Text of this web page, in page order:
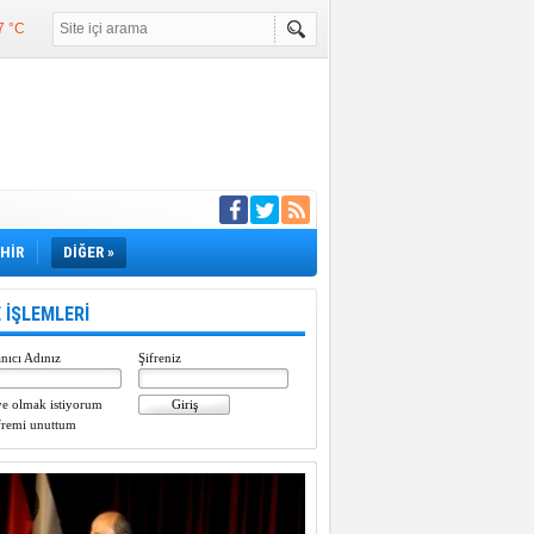
°C
girdi
DİĞER »
İŞLEMLERİ
Adınız Şifreniz
olmak istiyorum
unuttum